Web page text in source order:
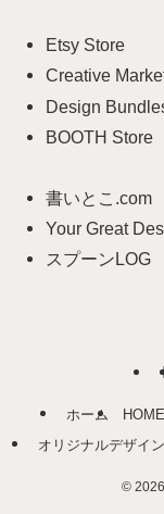
リ
ー
Etsy Store
Creative
Design
BOOTH Store
書いとこ.com
Your Great
スプーンLOG
ホーム
オリジナルデザイ
©2026